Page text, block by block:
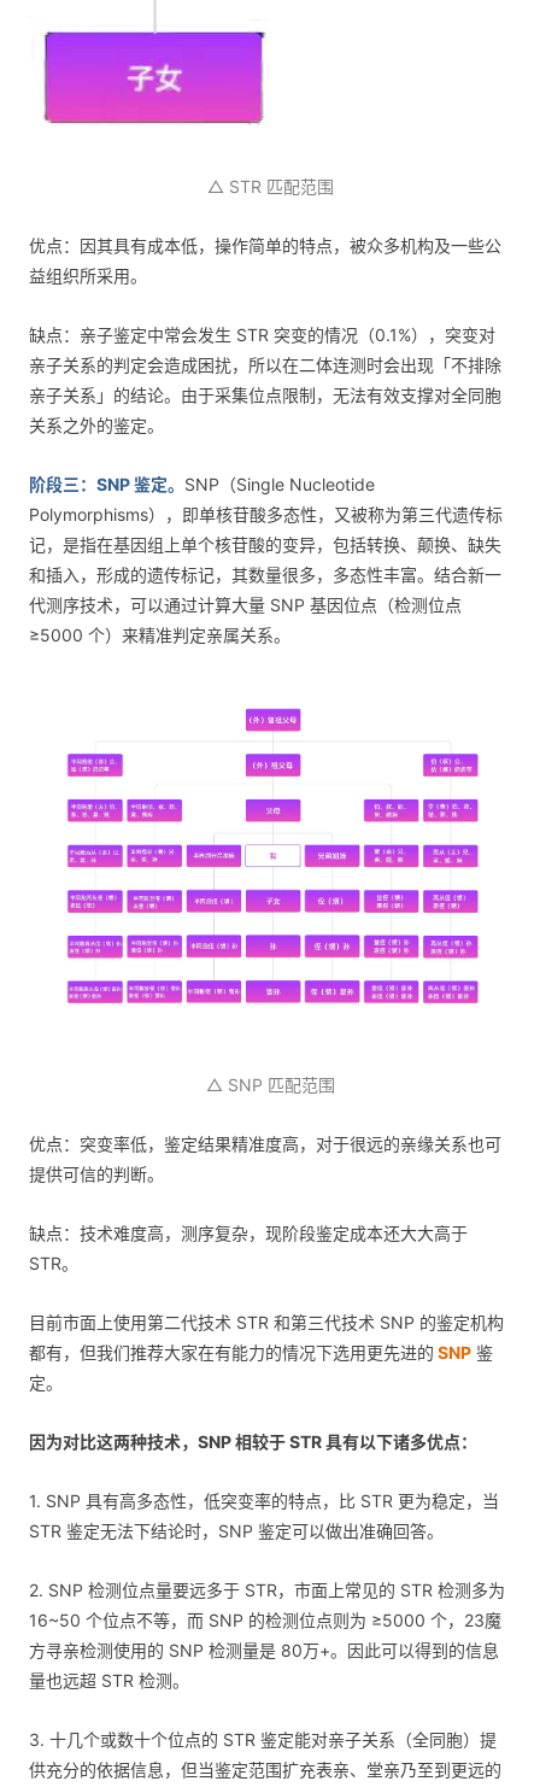
△ STR 匹配范围
优点：因其具有成本低，操作简单的特点，被众多机构及一些公
益组织所采用。
缺点：亲子鉴定中常会发生 STR 突变的情况（0.1%），突变对
亲子关系的判定会造成困扰，所以在二体连测时会出现「不排除
亲子关系」的结论。由于采集位点限制，无法有效支撑对全同胞
关系之外的鉴定。
阶段三：SNP 鉴定。 SNP（Single Nucleotide
Polymorphisms），即单核苷酸多态性，又被称为第三代遗传标
记，是指在基因组上单个核苷酸的变异，包括转换、颠换、缺失
和插入，形成的遗传标记，其数量很多，多态性丰富。结合新一
代测序技术，可以通过计算大量 SNP 基因位点（检测位点
≥5000 个）来精准判定亲属关系。
△ SNP 匹配范围
优点：突变率低，鉴定结果精准度高，对于很远的亲缘关系也可
提供可信的判断。
缺点：技术难度高，测序复杂，现阶段鉴定成本还大大高于
STR。
目前市面上使用第二代技术 STR 和第三代技术 SNP 的鉴定机构
都有，但我们推荐大家在有能力的情况下选用更先进的 SNP 鉴
定。
因为对比这两种技术，SNP 相较于 STR 具有以下诸多优点：
1. SNP 具有高多态性，低突变率的特点，比 STR 更为稳定，当
STR 鉴定无法下结论时，SNP 鉴定可以做出准确回答。
2. SNP 检测位点量要远多于 STR，市面上常见的 STR 检测多为
16~50 个位点不等，而 SNP 的检测位点则为 ≥5000 个，23魔
方寻亲检测使用的 SNP 检测量是 80万+。因此可以得到的信息
量也远超 STR 检测。
3. 十几个或数十个位点的 STR 鉴定能对亲子关系（全同胞）提
供充分的依据信息，但当鉴定范围扩充表亲、堂亲乃至到更远的